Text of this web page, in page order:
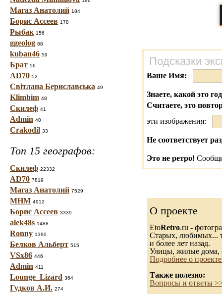
Магаз Анатолий 184
Борис Ассеев 178
Рыбак 156
ggeolog 88
kuban46 59
Брат 56
AD70 52
Світлана Бериславська 49
Klimbim 48
Скилеф 41
Admin 40
Crakodil 33
Топ 15 географов:
Скилеф 22332
AD70 7819
Магаз Анатолий 7529
МНМ 4912
Борис Ассеев 3339
alek48s 1488
Ronny 1390
Белков Альберт 515
VSx86 446
Admin 411
Lounge_Lizard 364
Гудков А.И. 274
Подсказки
Ваше Имя:
Знаете, какой это
Считаете, это
эти изображения:
Не соответствует
Это не ретро!
О проекте
EtoRetro.ru -
Старых, любимых...
и более лет назад.
Улицы, жилые дома,
Подробнее о
Также полезно:
Вопросы и ответы